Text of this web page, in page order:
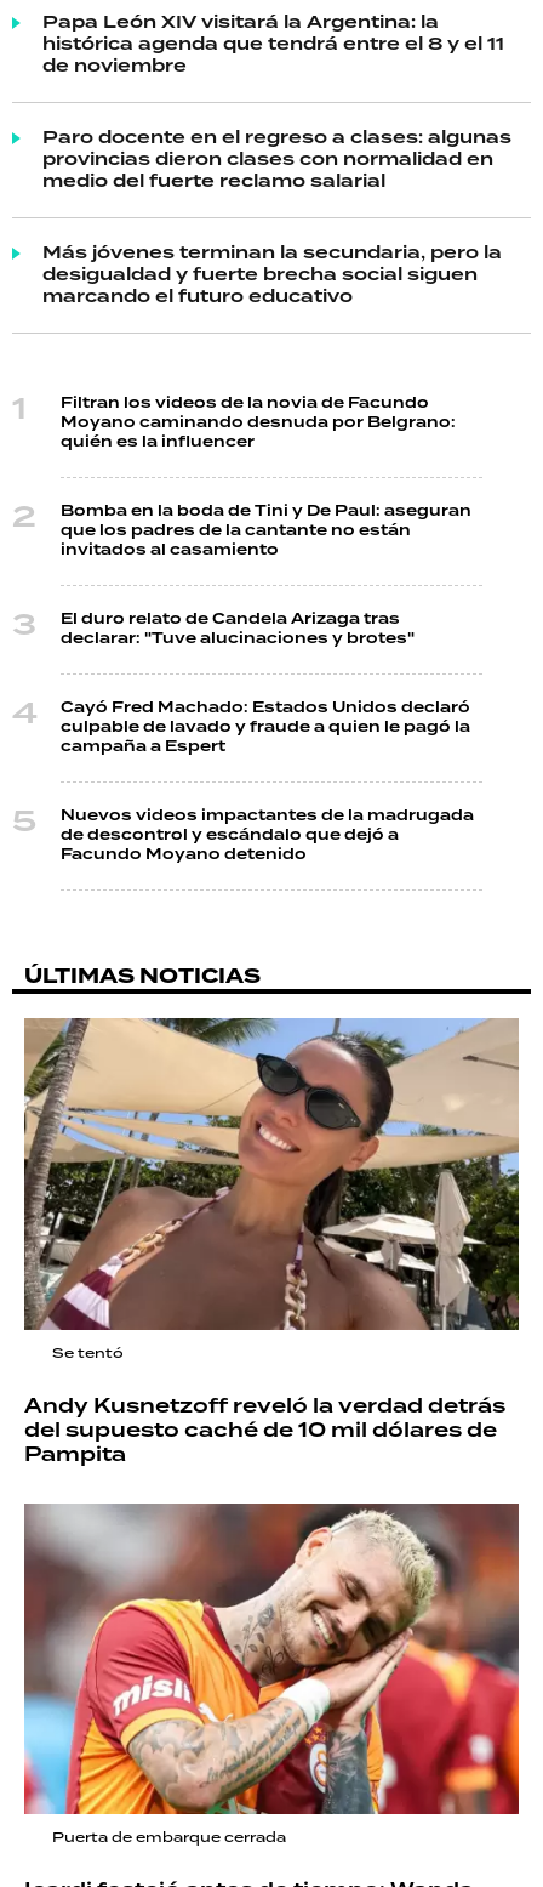
Papa León XIV visitará la Argentina: la
histórica agenda que tendrá entre el 8 y el 11
de noviembre
Paro docente en el regreso a clases: algunas
provincias dieron clases con normalidad en
medio del fuerte reclamo salarial
Más jóvenes terminan la secundaria, pero la
desigualdad y fuerte brecha social siguen
marcando el futuro educativo
Filtran los videos de la novia de Facundo
Moyano caminando desnuda por Belgrano:
quién es la influencer
Bomba en la boda de Tini y De Paul: aseguran
que los padres de la cantante no están
invitados al casamiento
El duro relato de Candela Arizaga tras
declarar: "Tuve alucinaciones y brotes"
Cayó Fred Machado: Estados Unidos declaró
culpable de lavado y fraude a quien le pagó la
campaña a Espert
Nuevos videos impactantes de la madrugada
de descontrol y escándalo que dejó a
Facundo Moyano detenido
ÚLTIMAS NOTICIAS
Se tentó
Andy Kusnetzoff reveló la verdad detrás
del supuesto caché de 10 mil dólares de
Pampita
Puerta de embarque cerrada